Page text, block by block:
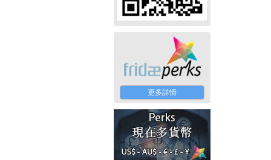
更多詳情